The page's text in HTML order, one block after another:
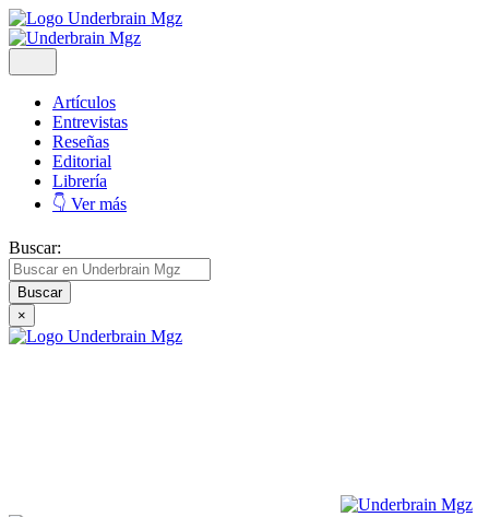
Artículos
Entrevistas
Reseñas
Editorial
Librería
👇 Ver más
Buscar:
×